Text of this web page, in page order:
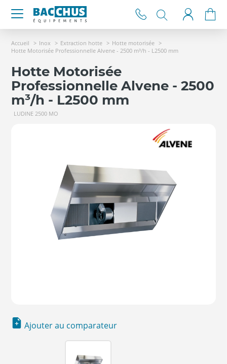
Accueil Inox Extraction hotte
Hotte motorisée
Hotte Motorisée Professionnelle Alvene - 2500 m³/h - L2500 mm
Hotte Motorisée
Professionnelle Alvene - 2500
m³/h - L2500 mm
LUDINE 2500 MO
Ajouter au comparateur